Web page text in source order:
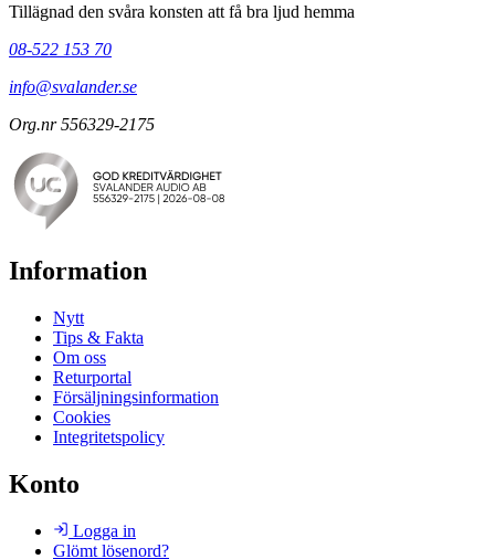
Tillägnad den svåra konsten att få bra ljud hemma
08-522 153 70
info@svalander.se
Org.nr 556329-2175
Information
Nytt
Tips & Fakta
Om oss
Returportal
Försäljningsinformation
Cookies
Integritetspolicy
Konto
Logga in
Glömt lösenord?